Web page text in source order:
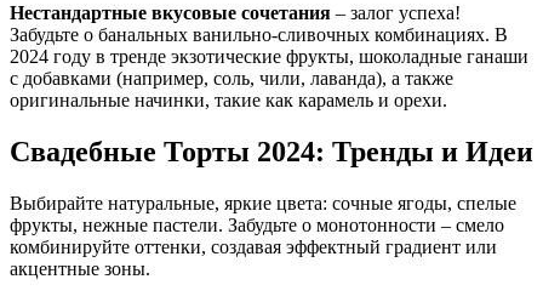
Нестандартные вкусовые сочетания – залог успеха!
Забудьте о банальных ванильно-сливочных комбинациях. В
2024 году в тренде экзотические фрукты, шоколадные ганаши
с добавками (например, соль, чили, лаванда), а также
оригинальные начинки, такие как карамель и орехи.
Свадебные Торты 2024: Тренды и Идеи
Выбирайте натуральные, яркие цвета: сочные ягоды, спелые
фрукты, нежные пастели. Забудьте о монотонности – смело
комбинируйте оттенки, создавая эффектный градиент или
акцентные зоны.